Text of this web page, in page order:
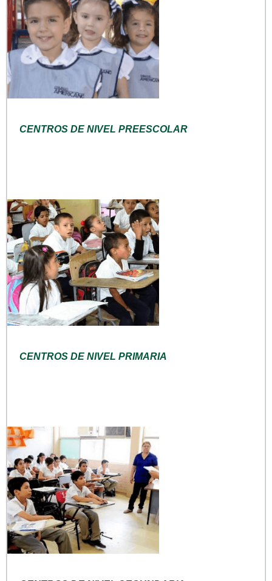
CENTROS DE NIVEL PREESCOLAR
CENTROS DE NIVEL PRIMARIA